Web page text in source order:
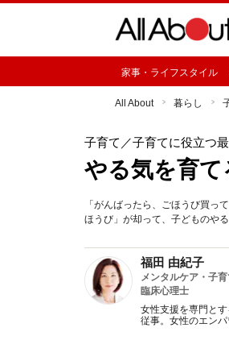
家事・ライフスタイル
All About 暮らし
子育て ／子育てに役立つ
やる気を育
「がんばったら、ごほうび買っ
ほうび」が却って、子どものや
福田 由紀子
メンタルケア・子
臨床心理士
女性支援を専門と
従事。女性のエン